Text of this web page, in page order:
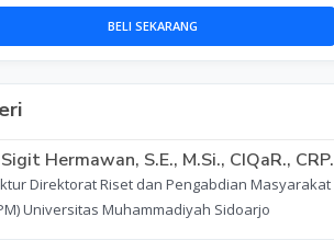
BELI SEKARANG
Hermawan, S.E., M.Si., CIQaR., CRP.
Direktorat Riset dan Pengabdian Masyarakat
Universitas Muhammadiyah Sidoarjo